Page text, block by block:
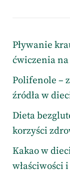
Pływanie
ćwiczenia
Polifenole –
źródła w
Dieta
korzyści
Kakao w
właściwości